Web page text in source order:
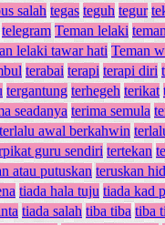
salah tegas teguh tegur
telegram Teman lelaki
lelaki tawar hati Teman
terabai terapi terapi diri
tergantung terhegeh terikat
seadanya terima semula
terlalu awal berkahwin
guru sendiri tertekan
atau putuskan teruskan
tiada hala tuju tiada kad
tiada salah tiba tiba tiba